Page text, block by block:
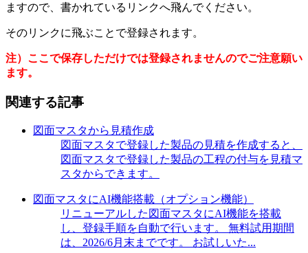
ますので、書かれているリンクへ飛んでください。
そのリンクに飛ぶことで登録されます。
注）ここで保存しただけでは登録されませんのでご注意願い
ます。
関連する記事
図面マスタから見積作成
図面マスタで登録した製品の見積を作成すると、
図面マスタで登録した製品の工程の付与を見積マ
スタからできます。
図面マスタにAI機能搭載（オプション機能）
リニューアルした図面マスタにAI機能を搭載
し、登録手順を自動で行います。 無料試用期間
は、2026/6月末までです。 お試しいた...